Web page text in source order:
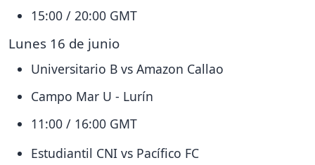
15:00 / 20:00 GMT
Lunes 16 de junio
Universitario B vs Amazon Callao
Campo Mar U - Lurín
11:00 / 16:00 GMT
Estudiantil CNI vs Pacífico FC